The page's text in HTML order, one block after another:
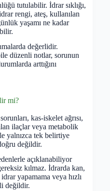
tutulabilir. İdrar sıklığı,
rengi, ateş, kullanılan
yaşamı ne kadar
değerlidir.
düzenli notlar, sorunun
arttığını
mi?
kas-iskelet ağrısı,
ilaçlar veya metabolik
yalnızca tek belirtiye
değildir.
açıklanabiliyor
kılmaz. İdrarda kan,
yapamama veya hızlı
değildir.